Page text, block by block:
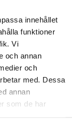
innehållet
funktioner
Vi
och annan
och
med. Dessa
annan
som de har
Om det